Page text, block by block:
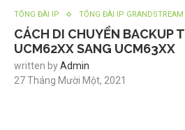
TỔNG ĐÀI IP TỔNG ĐÀI IP GRANDSTREAM
CÁCH DI CHUYỂN BACKUP
UCM62XX SANG UCM63XX
written byAdmin
27 Tháng Mười Một, 2021